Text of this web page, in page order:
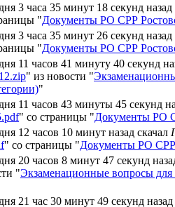
3 часа 35 минут 18 секунд
"Документы РО СРР
3 часа 35 минут 26 секунд
"Документы РО СРР
11 часов 41 минуту 40 секунд
" из новости "
"
11 часов 43 минуты 45 секунд
" со страницы "Документы РО
12 часов 10 минут назад скачал
" со страницы "Документы РО СРР
20 часов 8 минут 47 секунд
"Экзаменационные вопросы
21 час 30 минут 49 секунд